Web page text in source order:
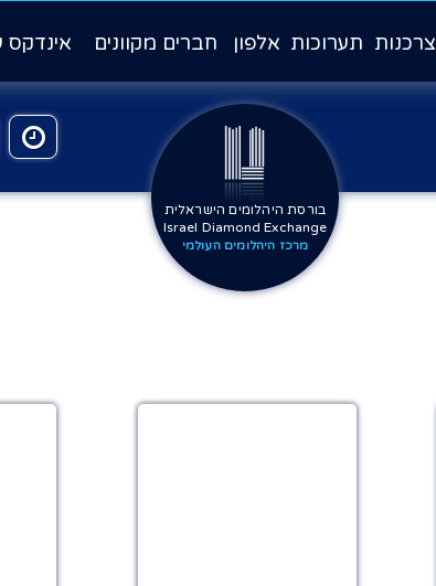
צרכנות תערוכות אלפון חברים מקוונים אינדקס
בורסת היהלומים הישראלית
Israel Diamond Exchange
מרכז היהלומים העולמי